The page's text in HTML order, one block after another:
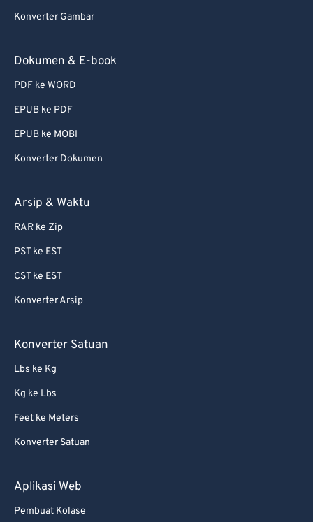
Konverter Gambar
Dokumen & E-book
PDF ke WORD
EPUB ke PDF
EPUB ke MOBI
Konverter Dokumen
Arsip & Waktu
RAR ke Zip
PST ke EST
CST ke EST
Konverter Arsip
Konverter Satuan
Lbs ke Kg
Kg ke Lbs
Feet ke Meters
Konverter Satuan
Aplikasi Web
Pembuat Kolase